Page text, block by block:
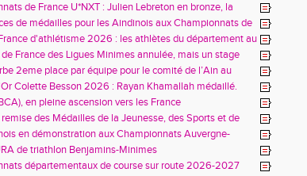
de France U*NXT : Julien Lebreton en bronze, la
confirme son talent
de médailles pour les Aindinois aux Championnats de
à Charléty
d'athlétisme 2026 : les athlètes du département au
à Blois
France des Ligues Minimes annulée, mais un stage
2eme place par équipe pour le comité de l’Ain au
Alpes à Belley
Colette Besson 2026 : Rayan Khamallah médaillé.
en pleine ascension vers les France
des Médailles de la Jeunesse, des Sports et de
Associatif
en démonstration aux Championnats Auvergne-
avant les France
de triathlon Benjamins-Minimes
départementaux de course sur route 2026-2027